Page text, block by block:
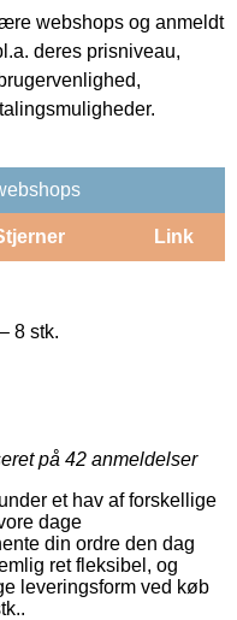
webshops og anmeldt
deres prisniveau,
Link
8 stk.
på 42 anmeldelser
et hav af forskellige
dage
din ordre den dag
ret fleksibel, og
leveringsform ved køb